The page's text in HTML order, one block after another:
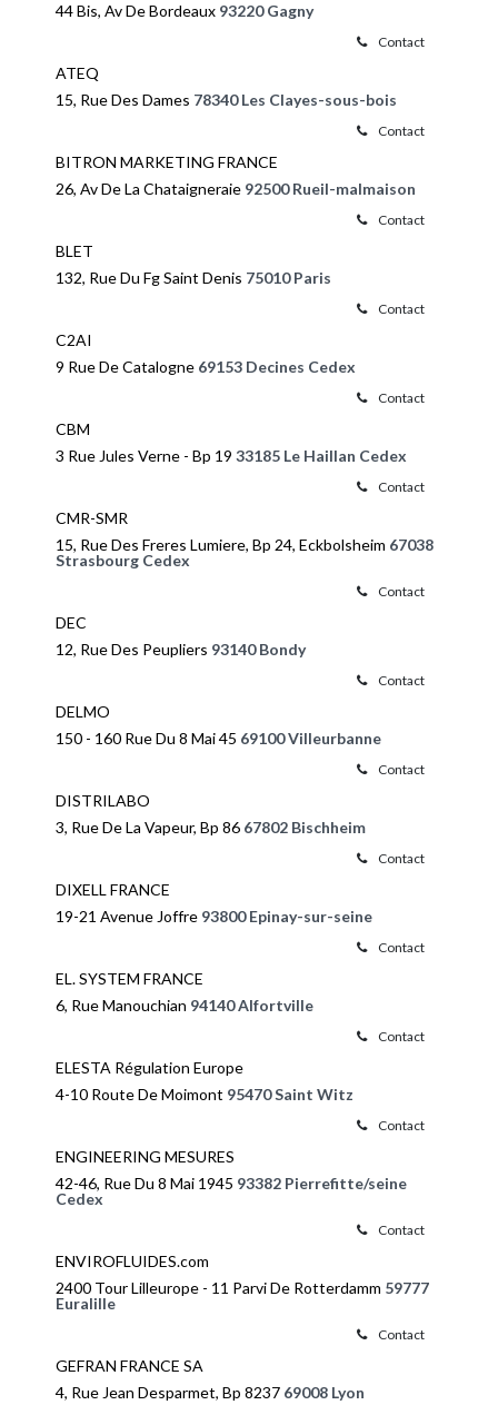
44 Bis, Av De Bordeaux 93220 Gagny
Contact
ATEQ
15, Rue Des Dames 78340 Les Clayes-sous-bois
Contact
BITRON MARKETING FRANCE
26, Av De La Chataigneraie 92500 Rueil-malmaison
Contact
BLET
132, Rue Du Fg Saint Denis 75010 Paris
Contact
C2AI
9 Rue De Catalogne 69153 Decines Cedex
Contact
CBM
3 Rue Jules Verne - Bp 19 33185 Le Haillan Cedex
Contact
CMR-SMR
15, Rue Des Freres Lumiere, Bp 24, Eckbolsheim 67038
Strasbourg Cedex
Contact
DEC
12, Rue Des Peupliers 93140 Bondy
Contact
DELMO
150 - 160 Rue Du 8 Mai 45 69100 Villeurbanne
Contact
DISTRILABO
3, Rue De La Vapeur, Bp 86 67802 Bischheim
Contact
DIXELL FRANCE
19-21 Avenue Joffre 93800 Epinay-sur-seine
Contact
EL. SYSTEM FRANCE
6, Rue Manouchian 94140 Alfortville
Contact
ELESTA Régulation Europe
4-10 Route De Moimont 95470 Saint Witz
Contact
ENGINEERING MESURES
42-46, Rue Du 8 Mai 1945 93382 Pierrefitte/seine
Cedex
Contact
ENVIROFLUIDES.com
2400 Tour Lilleurope - 11 Parvi De Rotterdamm 59777
Euralille
Contact
GEFRAN FRANCE SA
4, Rue Jean Desparmet, Bp 8237 69008 Lyon